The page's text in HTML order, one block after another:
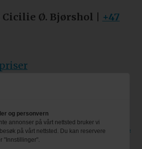
Ø. Bjørshol | +47
bransjeforreningen VBL
nettsider: www.vbl.no
og personvern
annonser på vårt nettsted bruker vi
på vårt nettsted. Du kan reservere
"Innstillinger".